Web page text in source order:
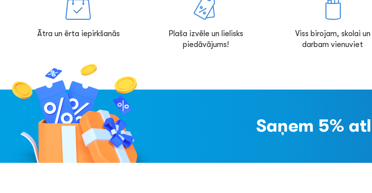
Ātra un ērta iepirkšanās
Plaša izvēle un lielisks
piedāvājums!
Viss birojam, skolai un
darbam vienuviet
Saņem 5%